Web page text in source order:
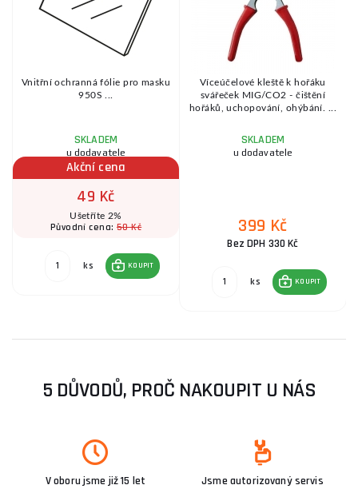
Vnitřní ochranná fólie pro masku
950S ...
SKLADEM
u dodavatele
Akční cena
49 Kč
Ušetříte 2%
Původní cena: 50 Kč
ks KOUPIT
Víceúčelové kleště k hořáku
svářeček MIG/CO2 - čištění
hořáků, uchopování, ohýbání. ...
SKLADEM
u dodavatele
399 Kč
Bez DPH 330 Kč
ks KOUPIT
5 DŮVODŮ, PROČ NAKOUPIT U NÁS
V oboru jsme již 15 let
Jsme autorizovaný servis